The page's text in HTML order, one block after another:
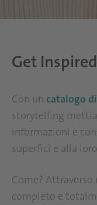
Get
Con un catalogo
storytelling
informazioni e
superfici e alla
Come?
completo e